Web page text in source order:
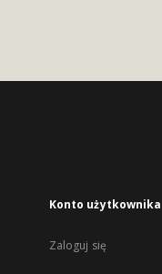
Konto użytkownika
Zaloguj się